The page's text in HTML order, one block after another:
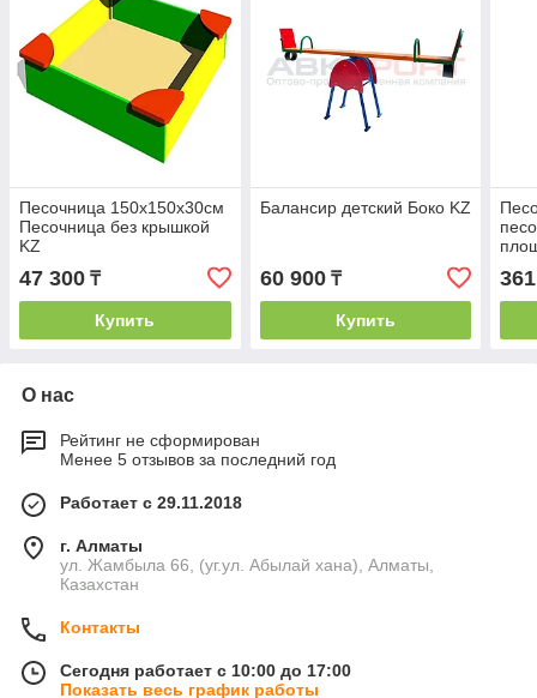
Песочница 150х150х30см
Песочница без крышкой
KZ
47 300 ₸
Купить
Балансир детский Боко KZ
60 900₸
Купить
О нас
Рейтинг не сформирован
Менее 5 отзывов за последний год
Работает с 29.11.2018
г. Алматы
ул. Жамбыла 66, (уг.ул. Абылай хана), Алматы,
Казахстан
Контакты
Сегодня работает с 10:00 до 17:00
Показать весь график работы